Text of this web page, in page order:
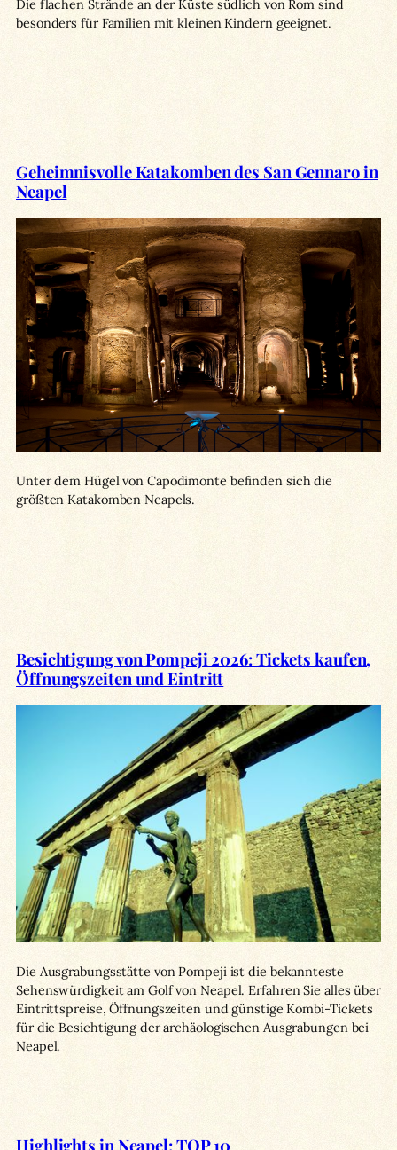
Die flachen Strände an der Küste südlich von Rom sind
besonders für Familien mit kleinen Kindern geeignet.
Geheimnisvolle Katakomben des San Gennaro in
Neapel
Unter dem Hügel von Capodimonte befinden sich die
größten Katakomben Neapels.
Besichtigung von Pompeji 2026: Tickets kaufen,
Öffnungszeiten und Eintritt
Die Ausgrabungsstätte von Pompeji ist die bekannteste
Sehenswürdigkeit am Golf von Neapel. Erfahren Sie alles über
Eintrittspreise, Öffnungszeiten und günstige Kombi-Tickets
für die Besichtigung der archäologischen Ausgrabungen bei
Neapel.
Highlights in Neapel: TOP 10